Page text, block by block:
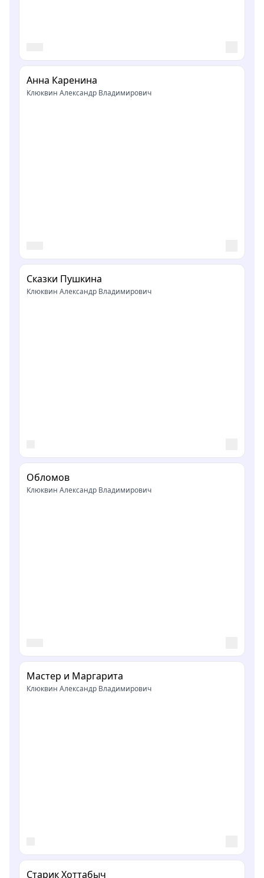
Анна Каренина
Клюквин Александр Владимирович
Сказки Пушкина
Клюквин Александр Владимирович
Обломов
Клюквин Александр Владимирович
Мастер и Маргарита
Клюквин Александр Владимирович
Старик Хоттабыч